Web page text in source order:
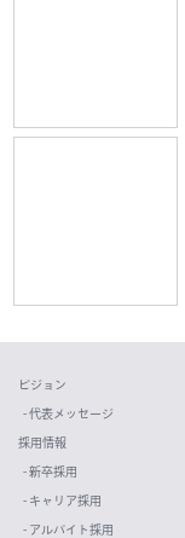
ビジョン
- 代表メッセージ
採用情報
- 新卒採用
- キャリア採用
- アルバイト採用